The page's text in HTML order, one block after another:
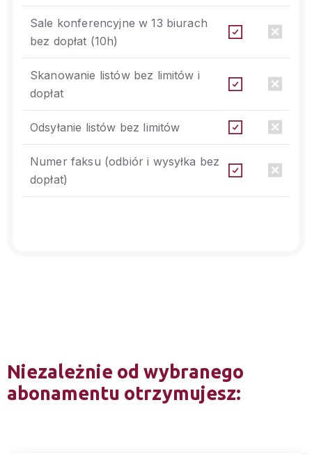
Sale konferencyjne w 13 biurach
bez dopłat (10h)
Skanowanie listów bez limitów i
dopłat
Odsyłanie listów bez limitów
Numer faksu (odbiór i wysyłka bez
dopłat)
Niezależnie od wybranego
abonamentu otrzymujesz: